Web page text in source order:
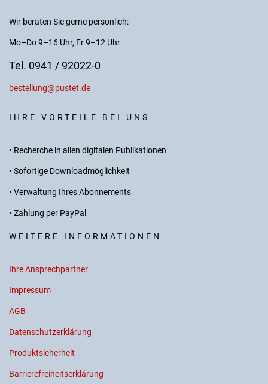
Wir beraten Sie gerne persönlich:
Mo–Do 9–16 Uhr, Fr 9–12 Uhr
Tel. 0941 / 92022-0
bestellung@pustet.de
IHRE VORTEILE BEI UNS
• Recherche in allen digitalen Publikationen
• Sofortige Downloadmöglichkeit
• Verwaltung Ihres Abonnements
• Zahlung per PayPal
WEITERE INFORMATIONEN
Ihre Ansprechpartner
Impressum
AGB
Datenschutzerklärung
Produktsicherheit
Barrierefreiheitserklärung